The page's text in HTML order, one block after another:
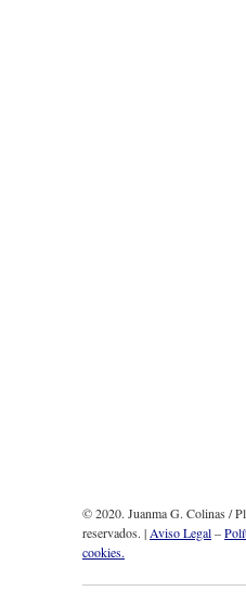
© 2020. Juanma G. Colinas /
reservados. |Aviso Legal–
cookies.